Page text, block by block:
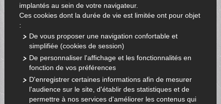
ACCUEIL ESPACE CLIENT
Connexion espace client(e)
Cet espace vous permet d'avoir un suivi de vos commandes, de
télécharger vos factures et modifier les informations vous
concernant.
implantés au sein de votre navigateur.
Ces cookies dont la durée de vie est limitée ont pour objet
:
De vous proposer une navigation confortable et
simplifiée (cookies de session)
De personnaliser l'affichage et les fonctionnalités en
fonction de vos préférences
D'enregistrer certaines informations afin de mesurer
l'audience sur le site, d'établir des statistiques et de
permettre à nos services d'améliorer les contenus qui